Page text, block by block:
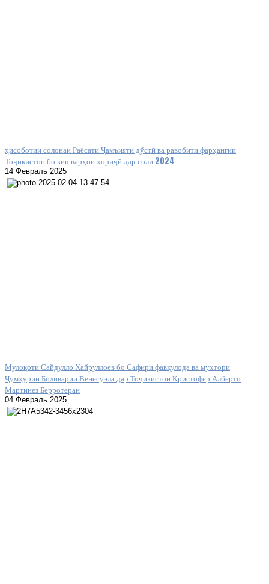
ҳисоботии солонаи Раёсати Ҷамъияти дўстӣ ва равобити фарҳангии
Тоҷикистон бо кишварҳои хориҷӣ дар соли 2024
14 Февраль 2025
Мулоқоти Сайдулло Хайруллоев бо Сафири фавқулода ва мухтори
Ҷумҳурии Боливарии Венесуэла дар Тоҷикистон Кристофер Алберто
Мартинез Берротеран
04 Февраль 2025